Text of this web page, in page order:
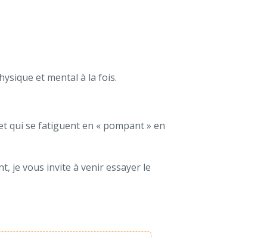
et mental à la fois.
qui se fatiguent en « pompant » en
je vous invite à venir essayer le